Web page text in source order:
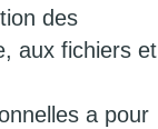
des
aux fichiers et
a pour